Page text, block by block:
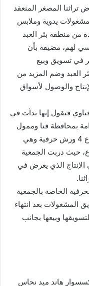
المصغر المنعقد
يدوية وملابس
السيناوي شغلتها 40 سيدة من منطقة بئر العبد
لهم، مضيفة بأن
في تسويق وبيع
العبد وضم المزيد من
والوصول لأسواق
فتقول إنها بدأت في
بمحافظة قنا وممول
من إحدى الجهات المانحة، إذ أفرز المشروع 4 ورش حرفية وهي
حيث دربت الجمعية
الإنتاج الذي يعرض في
الخاصة بالجمعية
المشغولات بعد انتهاء
وبيعها بجانب
هاند ميد نحاس